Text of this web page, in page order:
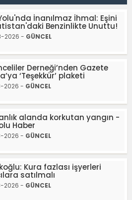
İnanılmaz İhmal: Eşini
Benzinlikte Unuttu!
2026 - GÜNCEL
Derneği’nden Gazete
‘Teşekkür’ plaketi
2026 - GÜNCEL
alanda korkutan yangın -
Haber
2026 - GÜNCEL
Kura fazlası işyerleri
satılmalı
2026 - GÜNCEL